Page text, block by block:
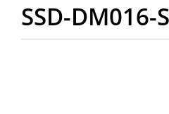
SSD-DM016-